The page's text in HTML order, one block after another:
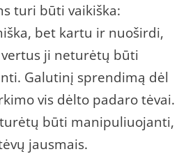
turi būti vaikiška:
bet kartu ir nuoširdi,
ji neturėtų būti
Galutinį sprendimą dėl
vis dėlto padaro tėvai.
būti manipuliuojanti,
jausmais.